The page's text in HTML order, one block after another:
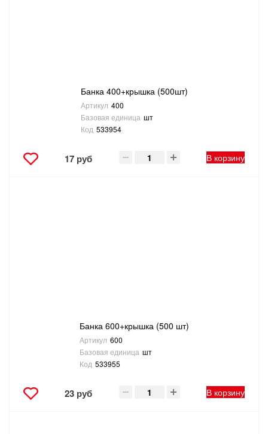
Банка 400+крышка (500шт)
Артикул 400
Базовая единица шт
Код 533954
17 руб В корзину
Банка 600+крышка (500 шт)
Артикул 600
Базовая единица шт
Код 533955
23 руб В корзину